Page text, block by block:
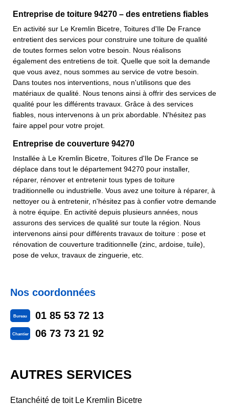
Entreprise de toiture 94270 – des entretiens fiables
En activité sur Le Kremlin Bicetre, Toitures d'Ile De France
entretient des services pour construire une toiture de qualité
de toutes formes selon votre besoin. Nous réalisons
également des entretiens de toit. Quelle que soit la demande
que vous avez, nous sommes au service de votre besoin.
Dans toutes nos interventions, nous n'utilisons que des
matériaux de qualité. Nous tenons ainsi à offrir des services de
qualité pour les différents travaux. Grâce à des services
fiables, nous intervenons à un prix abordable. N'hésitez pas
faire appel pour votre projet.
Entreprise de couverture 94270
Installée à Le Kremlin Bicetre, Toitures d'Ile De France se
déplace dans tout le département 94270 pour installer,
réparer, rénover et entretenir tous types de toiture
traditionnelle ou industrielle. Vous avez une toiture à réparer, à
nettoyer ou à entretenir, n'hésitez pas à confier votre demande
à notre équipe. En activité depuis plusieurs années, nous
assurons des services de qualité sur toute la région. Nous
intervenons ainsi pour différents travaux de toiture : pose et
rénovation de couverture traditionnelle (zinc, ardoise, tuile),
pose de velux, travaux de zinguerie, etc.
Nos coordonnées
Bureau 01 85 53 72 13
Chantier 06 73 73 21 92
AUTRES SERVICES
Etanchéité de toit Le Kremlin Bicetre